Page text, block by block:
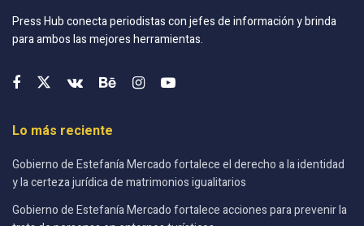
Press Hub conecta periodistas con jefes de información y brinda
para ambos las mejores herramientas.
Lo más reciente
Gobierno de Estefanía Mercado fortalece el derecho a la identidad
y la certeza jurídica de matrimonios igualitarios
Gobierno de Estefanía Mercado fortalece acciones para prevenir la